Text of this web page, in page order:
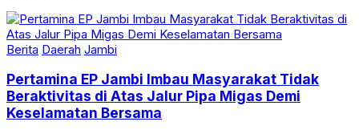
Berita Daerah Jambi
Pertamina EP Jambi Imbau Masyarakat Tidak
Beraktivitas di Atas Jalur Pipa Migas Demi
Keselamatan Bersama